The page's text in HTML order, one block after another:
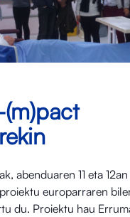
abenduaren 11 eta
europarraren
du. Proiektu hau